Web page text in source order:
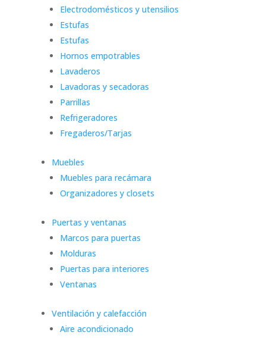
Electrodomésticos y utensilios
Estufas
Estufas
Hornos empotrables
Lavaderos
Lavadoras y secadoras
Parrillas
Refrigeradores
Fregaderos/Tarjas
Muebles
Muebles para recámara
Organizadores y closets
Puertas y ventanas
Marcos para puertas
Molduras
Puertas para interiores
Ventanas
Ventilación y calefacción
Aire acondicionado